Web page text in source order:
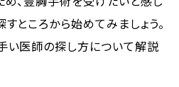
ところから始めてみましょう。
い医師の探し方について解説